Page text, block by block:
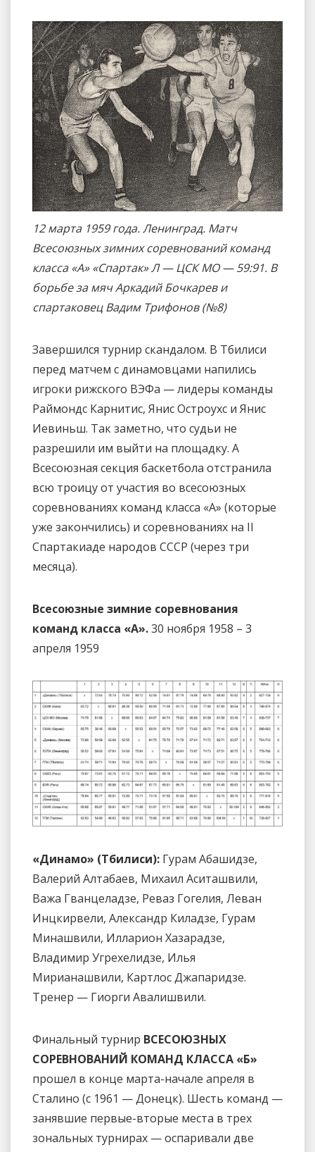
12 марта 1959 года. Ленинград. Матч
Всесоюзных зимних соревнований команд
класса «А» «Спартак» Л — ЦСК МО — 59:91. В
борьбе за мяч Аркадий Бочкарев и
спартаковец Вадим Трифонов (№8)
Завершился турнир скандалом. В Тбилиси
перед матчем с динамовцами напились
игроки рижского ВЭФа — лидеры команды
Раймондс Карнитис, Янис Остроухс и Янис
Иевиньш. Так заметно, что судьи не
разрешили им выйти на площадку. А
Всесоюзная секция баскетбола отстранила
всю троицу от участия во всесоюзных
соревнованиях команд класса «А» (которые
уже закончились) и соревнованиях на II
Спартакиаде народов СССР (через три
месяца).
Всесоюзные зимние соревнования
команд класса «А».30 ноября 1958 – 3
апреля 1959
«Динамо» (Тбилиси): Гурам Абашидзе,
Валерий Алтабаев, Михаил Аситашвили,
Важа Гванцеладзе, Реваз Гогелия, Леван
Инцкирвели, Александр Киладзе, Гурам
Минашвили, Илларион Хазарадзе,
Владимир Угрехелидзе, Илья
Мирианашвили, Картлос Джапаридзе.
Тренер — Гиорги Авалишвили.
Финальный турнир ВСЕСОЮЗНЫХ
СОРЕВНОВАНИЙ КОМАНД КЛАССА «Б»
прошел в конце марта-начале апреля в
Сталино (с 1961 — Донецк). Шесть команд —
занявшие первые-вторые места в трех
зональных турнирах — оспаривали две